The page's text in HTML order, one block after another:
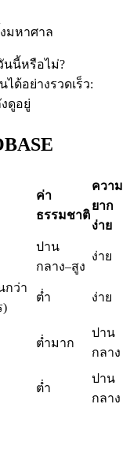
ะค่าคอมมิชชั่นการคัด
มหาศาล
นนี้หรือไม่?
ด้อย่างรวดเร็ว:
ดูอยู่
ค่า
ธรรมชาติ
ความ
ยาก
ง่าย
ปาน
กลาง–สูง
ง่าย
กว่า
)
ต่ำ ง่าย
ต่ำมาก
ปาน
กลาง
ต่ำ
ปาน
กลาง